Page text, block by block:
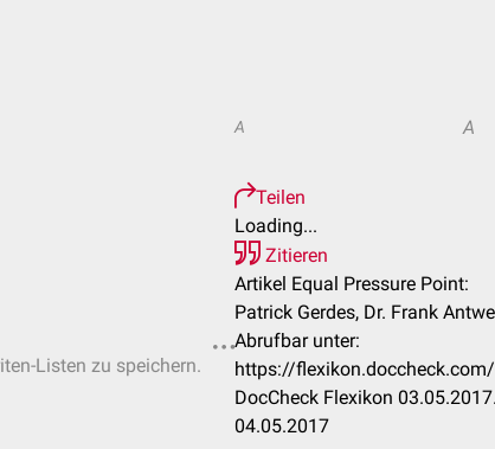
Listen zu speichern.
A A
Teilen
Loading...
Zitieren
Artikel Equal Pressure Point:
Patrick Gerdes, Dr. Frank
Abrufbar unter:
https://
DocCheck Flexikon
04.05.2017